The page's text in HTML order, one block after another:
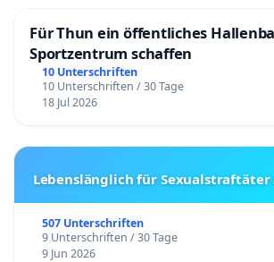
Für Thun ein öffentliches
Sportzentrum schaffen
10 Unterschriften
10 Unterschriften / 30 Tage
18 Jul 2026
Lebenslänglich für Sexualstraftäter
507 Unterschriften
9 Unterschriften / 30 Tage
9 Jun 2026